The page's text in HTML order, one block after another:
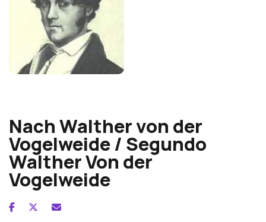
Nach Walther von der
Vogelweide / Segundo
Walther Von der
Vogelweide